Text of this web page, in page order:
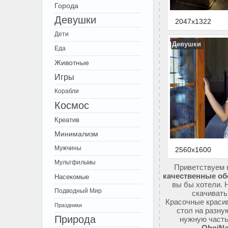
2047x1322
Девушки
2560x1600
Города
Девушки
Дети
Еда
Животные
Игры
Корабли
Космос
Креатив
Минимализм
Мужчины
Мультфильмы
Насекомые
Подводный Мир
Праздники
Природа
Приветствуем
качественные
вы бы хотели.
Красочные
стол на
нужную